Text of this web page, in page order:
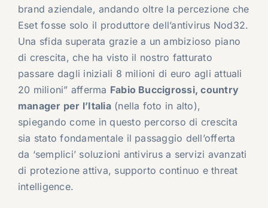
brand aziendale, andando oltre la percezione che
Eset fosse solo il produttore dell’antivirus Nod32.
Una sfida superata grazie a un ambizioso piano
di crescita, che ha visto il nostro fatturato
passare dagli iniziali 8 milioni di euro agli attuali
20 milioni” afferma Fabio Buccigrossi, country
manager per l’Italia(nella foto in alto),
spiegando come in questo percorso di crescita
sia stato fondamentale il passaggio dell’offerta
da ‘semplici’ soluzioni antivirus a servizi avanzati
di protezione attiva, supporto continuo e threat
intelligence.